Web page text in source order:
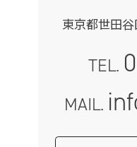
東京都世田
TEL.
MAIL.